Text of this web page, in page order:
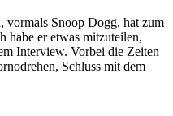
vormals Snoop Dogg, hat zum
habe er etwas mitzuteilen,
Interview. Vorbei die Zeiten
Schluss mit dem